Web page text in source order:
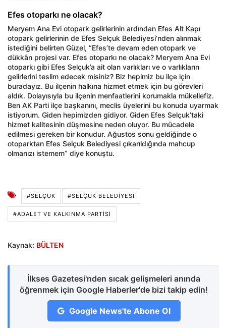
Efes otoparkı ne olacak?
Meryem Ana Evi otopark gelirlerinin ardından Efes Alt Kapı
otopark gelirlerinin de Efes Selçuk Belediyesi’nden alınmak
istediğini belirten Güzel, “Efes’te devam eden otopark ve
dükkân projesi var. Efes otoparkı ne olacak? Meryem Ana Evi
otoparkı gibi Efes Selçuk’a ait olan varlıkları ve o varlıkların
gelirlerini teslim edecek misiniz? Biz hepimiz bu ilçe için
buradayız. Bu ilçenin halkına hizmet etmek için bu görevleri
aldık. Dolayısıyla bu ilçenin menfaatlerini korumakla mükellefiz.
Ben AK Parti ilçe başkanını, meclis üyelerini bu konuda uyarmak
istiyorum. Giden hepimizden gidiyor. Giden Efes Selçuk’taki
hizmet kalitesinin düşmesine neden oluyor. Bu mücadele
edilmesi gereken bir konudur. Ağustos sonu geldiğinde o
otoparktan Efes Selçuk Belediyesi çıkarıldığında mahcup
olmanızı istemem” diye konuştu.
#SELÇUK #SELÇUK BELEDIYESI
#ADALET VE KALKINMA PARTISI
Kaynak: BÜLTEN
İlkses Gazetesi'nden sıcak gelişmeleri anında
öğrenmek için Google Haberler'de bizi takip edin!
Google News'te Abone Ol